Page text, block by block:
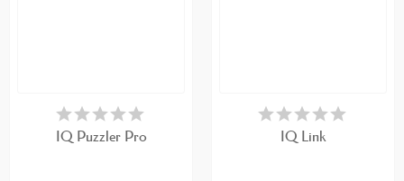
EN STOCK
IQ Puzzler Pro
EN STOCK
IQ Link